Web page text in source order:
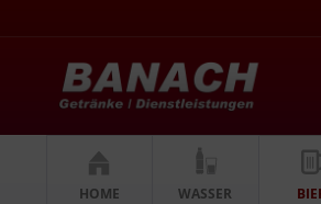
HOME WASSER